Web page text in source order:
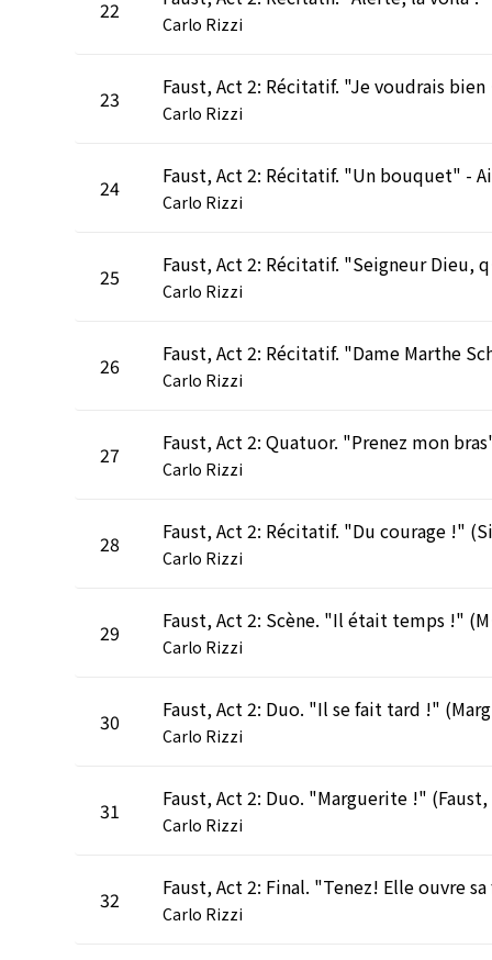
22
Carlo Rizzi
23
Carlo Rizzi
24
Carlo Rizzi
25
Carlo Rizzi
26
Carlo Rizzi
27
Carlo Rizzi
28
Carlo Rizzi
29
Carlo Rizzi
30
Carlo Rizzi
31
Carlo Rizzi
32
Carlo Rizzi